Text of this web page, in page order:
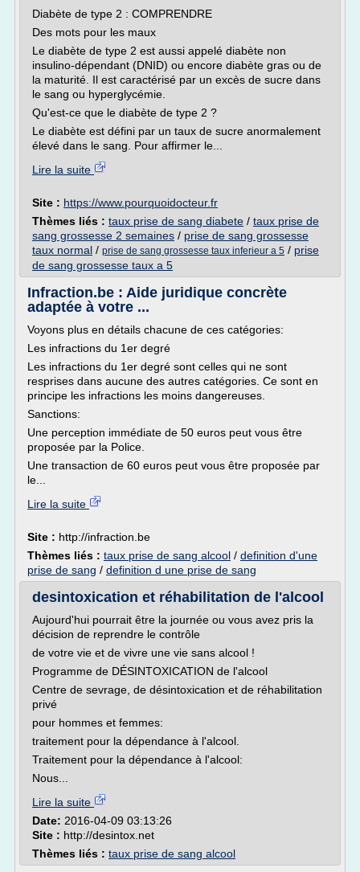
Diabète de type 2 : COMPRENDRE
Des mots pour les maux
Le diabète de type 2 est aussi appelé diabète non
insulino-dépendant (DNID) ou encore diabète gras ou de
la maturité. Il est caractérisé par un excès de sucre dans
le sang ou hyperglycémie.
Qu'est-ce que le diabète de type 2 ?
Le diabète est défini par un taux de sucre anormalement
élevé dans le sang. Pour affirmer le...
Lire la suite
Site : https://www.pourquoidocteur.fr
Thèmes liés : taux prise de sang diabete / taux prise de
sang grossesse 2 semaines / prise de sang grossesse
taux normal / prise de sang grossesse taux inferieur a 5 / prise
de sang grossesse taux a 5
Infraction.be : Aide juridique concrète
adaptée à votre ...
Voyons plus en détails chacune de ces catégories:
Les infractions du 1er degré
Les infractions du 1er degré sont celles qui ne sont
resprises dans aucune des autres catégories. Ce sont en
principe les infractions les moins dangereuses.
Sanctions:
Une perception immédiate de 50 euros peut vous être
proposée par la Police.
Une transaction de 60 euros peut vous être proposée par
le...
Lire la suite
Site : http://infraction.be
Thèmes liés : taux prise de sang alcool / definition d'une
prise de sang / definition d une prise de sang
desintoxication et réhabilitation de l'alcool
Aujourd'hui pourrait être la journée ou vous avez pris la
décision de reprendre le contrôle
de votre vie et de vivre une vie sans alcool !
Programme de DÉSINTOXICATION de l'alcool
Centre de sevrage, de désintoxication et de réhabilitation
privé
pour hommes et femmes:
traitement pour la dépendance à l'alcool.
Traitement pour la dépendance à l'alcool:
Nous...
Lire la suite
Date: 2016-04-09 03:13:26
Site : http://desintox.net
Thèmes liés : taux prise de sang alcool